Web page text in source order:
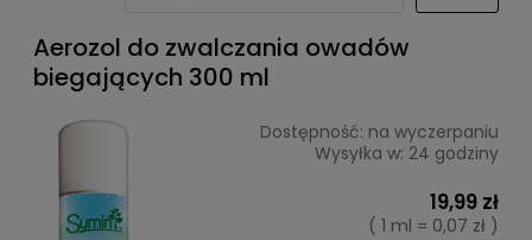
Aerozol do zwalczania owadów
biegających 300 ml
Dostępność: na wyczerpaniu
Wysyłka w: 24 godziny
19,99 zł
( 1 ml = 0,07 zł )